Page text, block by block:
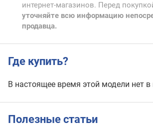
интернет-магазинов. Перед
уточняйте всю информацию
продавца.
Где купить?
В настоящее время этой модели нет
Полезные статьи